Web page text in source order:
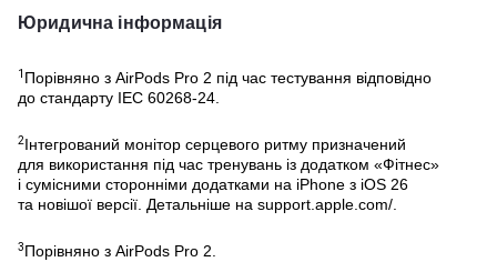
Юридична інформація
1 Порівняно з AirPods Pro 2 під час тестування відповідно
до стандарту IEC 60268-24.
2Інтегрований монітор серцевого ритму призначений
для використання під час тренувань із додатком «Фітнес»
і сумісними сторонніми додатками на iPhone з iOS 26
та новішої версії. Детальніше на support.apple.com/.
3Порівняно з AirPods Pro 2.